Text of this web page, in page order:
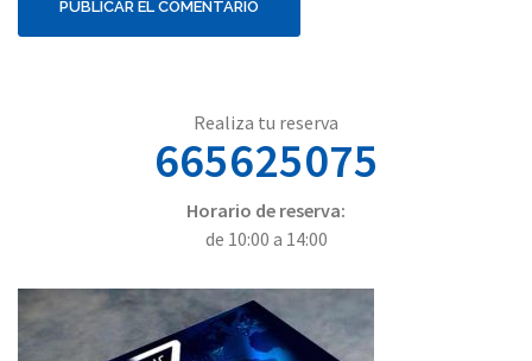
Realiza tu reserva
665625075
Horario de reserva:
de 10:00 a 14:00